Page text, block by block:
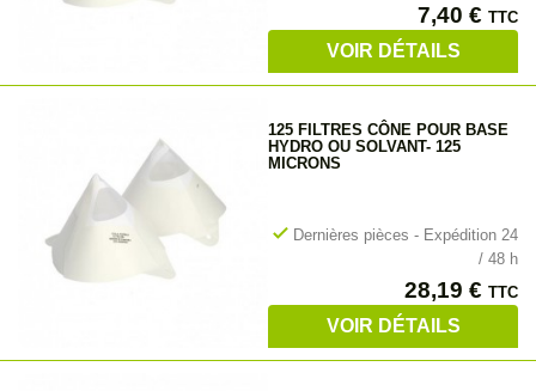
Prix
7,40 € TTC
VOIR DÉTAILS
125 FILTRES CÔNE POUR BASE
HYDRO OU SOLVANT- 125
MICRONS
check Dernières pièces - Expédition 24
/ 48 h
Prix
28,19 € TTC
VOIR DÉTAILS